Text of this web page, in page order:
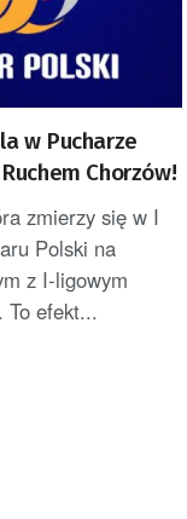
w Pucharze
Chorzów!
zmierzy się w I
Polski na
z I-ligowym
To efekt...